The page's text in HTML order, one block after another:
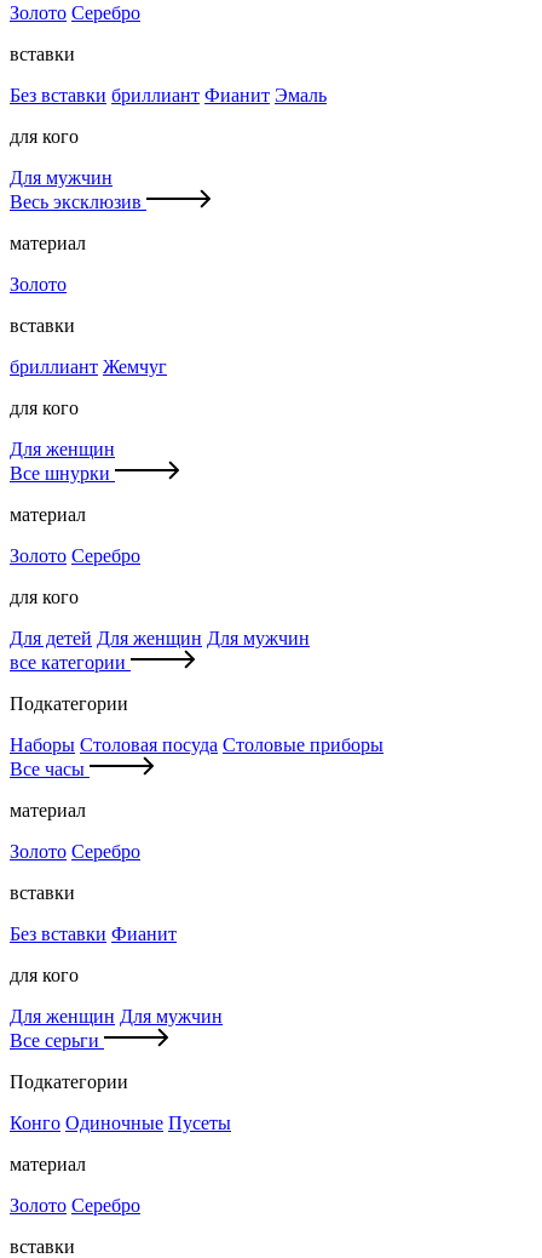
Золото Серебро
вставки
Без вставки бриллиант Фианит Эмаль
для кого
Для мужчин
Весь эксклюзив
материал
Золото
вставки
бриллиант Жемчуг
для кого
Для женщин
Все шнурки
материал
Золото Серебро
для кого
Для детей Для женщин Для мужчин
все категории
Подкатегории
Наборы Столовая посуда Столовые приборы
Все часы
материал
Золото Серебро
вставки
Без вставки Фианит
для кого
Для женщин Для мужчин
Все серьги
Подкатегории
Конго Одиночные Пусеты
материал
Золото Серебро
вставки